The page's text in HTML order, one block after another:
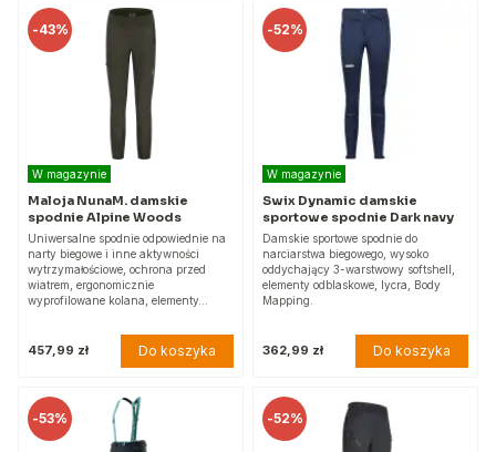
-43%
W magazynie
Maloja NunaM. damskie
spodnie Alpine Woods
Uniwersalne spodnie odpowiednie na
narty biegowe i inne aktywności
wytrzymałościowe, ochrona przed
wiatrem, ergonomicznie
wyprofilowane kolana, elementy…
457,99 zł Do koszyka
-52%
W magazynie
Swix Dynamic damskie
sportowe spodnie Dark navy
Damskie sportowe spodnie do
narciarstwa biegowego, wysoko
oddychający 3-warstwowy softshell,
elementy odblaskowe, lycra, Body
Mapping.
362,99 zł Do koszyka
-53% -52%